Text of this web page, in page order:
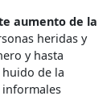
aumento de la
heridas y
y hasta
de la
informales